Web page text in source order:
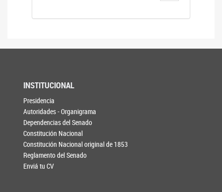
INSTITUCIONAL
Presidencia
Autoridades - Organigrama
Dependencias del Senado
Constitución Nacional
Constitución Nacional original de 1853
Reglamento del Senado
Enviá tu CV